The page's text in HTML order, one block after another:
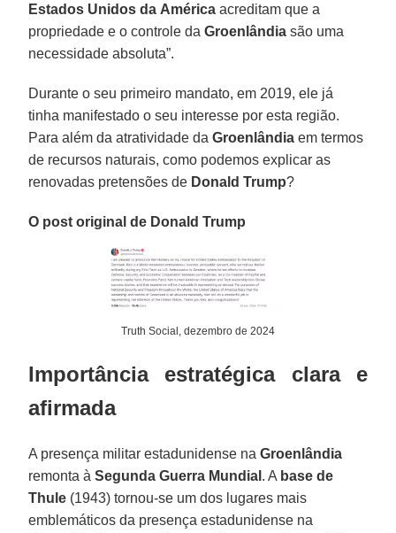
Estados Unidos da América acreditam que a
propriedade e o controle daGroenlândia são uma
necessidade absoluta”.
Durante o seu primeiro mandato, em 2019, ele já
tinha manifestado o seu interesse por esta região.
Para além da atratividade daGroenlândia em termos
de recursos naturais, como podemos explicar as
renovadas pretensões de Donald Trump?
O post original de Donald Trump
Truth Social, dezembro de 2024
Importância estratégica clara e
afirmada
A presença militar estadunidense naGroenlândia
remonta àSegunda Guerra Mundial . A base de
Thule (1943) tornou-se um dos lugares mais
emblemáticos da presença estadunidense na